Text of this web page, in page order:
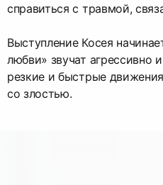
справиться с травмой,
Выступление Косея
любви» звучат агрессивно
резкие и быстрые
со злостью.